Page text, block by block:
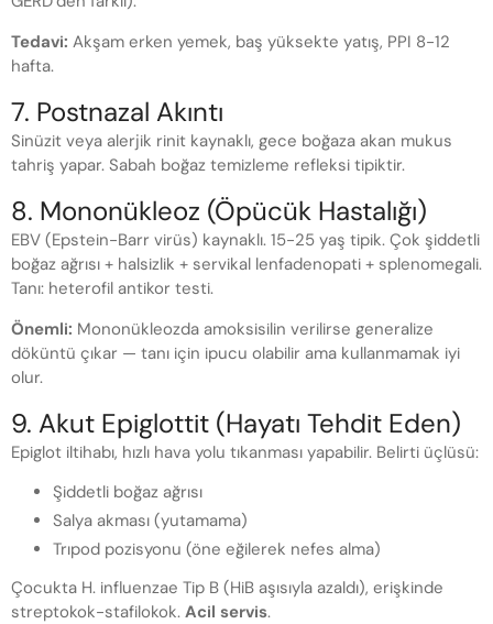
Tedavi: Akşam erken yemek, baş yüksekte yatış, PPI 8-12
hafta.
7. Postnazal Akıntı
Sinüzit veya alerjik rinit kaynaklı, gece boğaza akan mukus
tahriş yapar. Sabah boğaz temizleme refleksi tipiktir.
8. Mononükleoz (Öpücük Hastalığı)
EBV (Epstein-Barr virüs) kaynaklı. 15-25 yaş tipik. Çok şiddetli
boğaz ağrısı + halsizlik + servikal lenfadenopati + splenomegali.
Tanı: heterofil antikor testi.
Önemli: Mononükleozda amoksisilin verilirse generalize
döküntü çıkar — tanı için ipucu olabilir ama kullanmamak iyi
olur.
9. Akut Epiglottit (Hayatı Tehdit Eden)
Epiglot iltihabı, hızlı hava yolu tıkanması yapabilir. Belirti üçlüsü:
Şiddetli boğaz ağrısı
Salya akması (yutamama)
Trıpod pozisyonu (öne eğilerek nefes alma)
Çocukta H. influenzae Tip B (HiB aşısıyla azaldı), erişkinde
streptokok-stafilokok. Acil servis.